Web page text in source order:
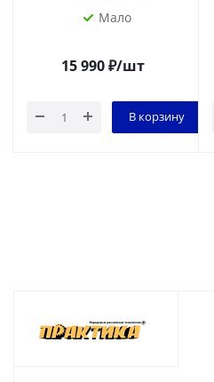
Мало
15 990₽/шт
В корзину